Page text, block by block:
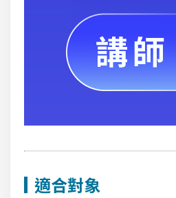
適合對象